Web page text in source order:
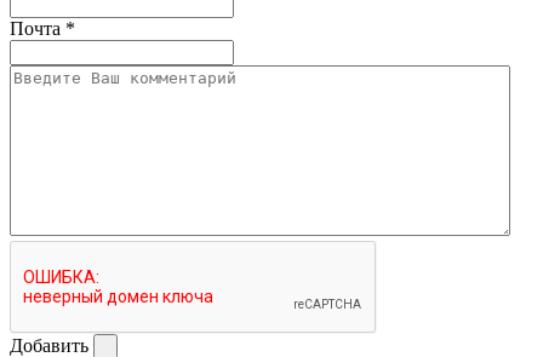
Почта *
Добавить